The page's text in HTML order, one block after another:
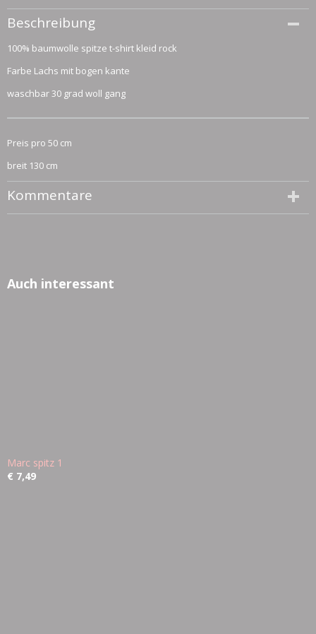
Größe (l,b,h)
50 x 130 x 0 cm
Beschreibung
100% baumwolle spitze t-shirt kleid rock
Farbe Lachs mit bogen kante
waschbar 30 grad woll gang
Preis pro 50 cm
breit 130 cm
Kommentare
Auch interessant
Marc spitz 1
€ 7,49